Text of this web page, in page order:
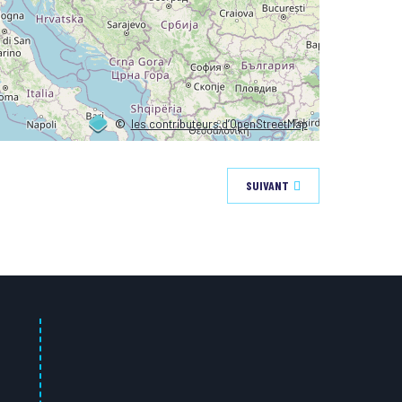
©les contributeurs d’OpenStreetMap
SUIVANT